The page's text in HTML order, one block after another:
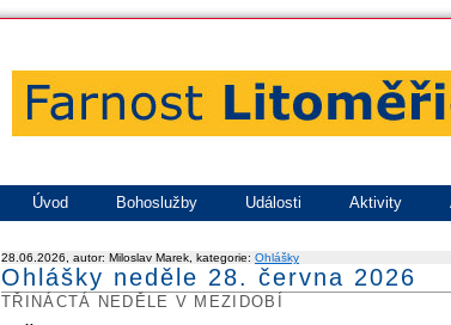
Úvod Bohoslužby Události Aktivity
28.06.2026, autor: Miloslav Marek, kategorie: Ohlášky
Ohlášky neděle 28. června 2026
TŘINÁCTÁ NEDĚLE V MEZIDOBÍ